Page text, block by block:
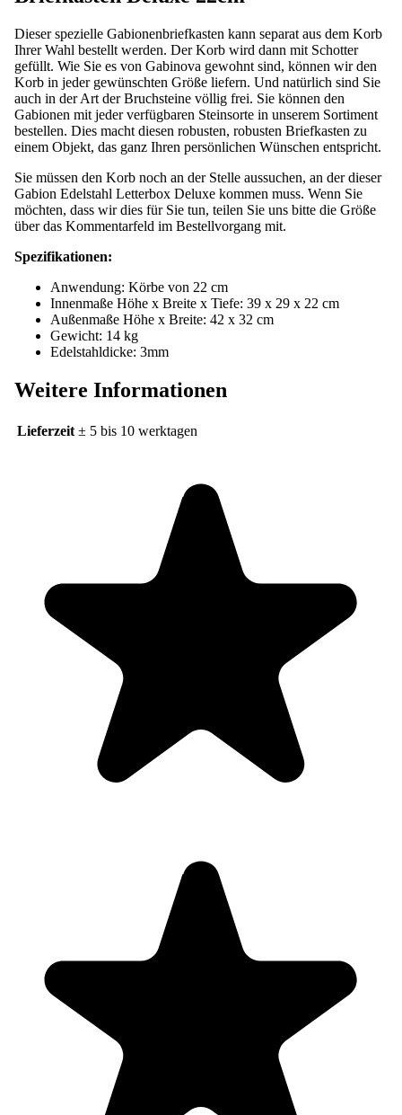
Dieser spezielle Gabionenbriefkasten kann separat aus dem Korb
Ihrer Wahl bestellt werden. Der Korb wird dann mit Schotter
gefüllt. Wie Sie es von Gabinova gewohnt sind, können wir den
Korb in jeder gewünschten Größe liefern. Und natürlich sind Sie
auch in der Art der Bruchsteine ​​völlig frei. Sie können den
Gabionen mit jeder verfügbaren Steinsorte in unserem Sortiment
bestellen. Dies macht diesen robusten, robusten Briefkasten zu
einem Objekt, das ganz Ihren persönlichen Wünschen entspricht.
Sie müssen den Korb noch an der Stelle aussuchen, an der dieser
Gabion Edelstahl Letterbox Deluxe kommen muss. Wenn Sie
möchten, dass wir dies für Sie tun, teilen Sie uns bitte die Größe
über das Kommentarfeld im Bestellvorgang mit.
Spezifikationen:
Anwendung: Körbe von 22 cm
Innenmaße Höhe x Breite x Tiefe: 39 x 29 x 22 cm
Außenmaße Höhe x Breite: 42 x 32 cm
Gewicht: 14 kg
Edelstahldicke: 3mm
Weitere Informationen
Lieferzeit ± 5 bis 10 werktagen